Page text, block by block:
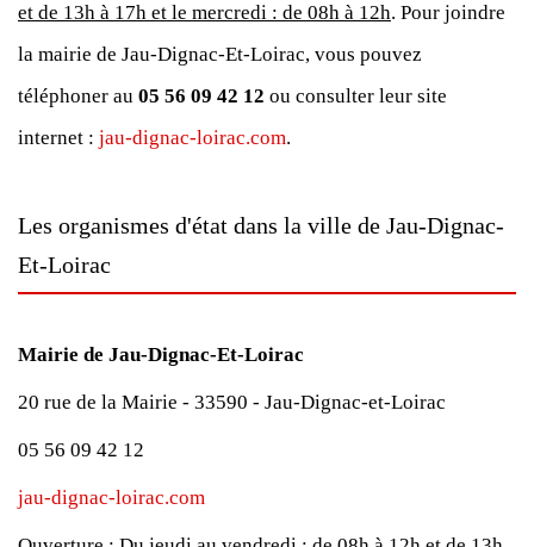
et de 13h à 17h et le mercredi : de 08h à 12h. Pour joindre
la mairie de Jau-Dignac-Et-Loirac, vous pouvez
téléphoner au 05 56 09 42 12 ou consulter leur site
internet : jau-dignac-loirac.com.
Les organismes d'état dans la ville de Jau-Dignac-
Et-Loirac
Mairie de Jau-Dignac-Et-Loirac
20 rue de la Mairie - 33590 - Jau-Dignac-et-Loirac
05 56 09 42 12
jau-dignac-loirac.com